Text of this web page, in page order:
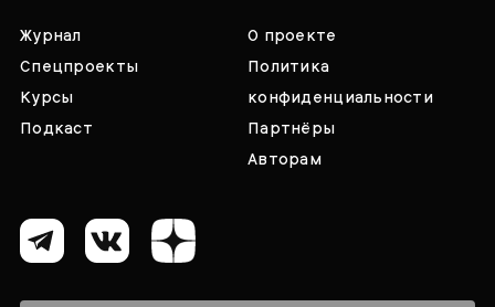
Журнал
Спецпроекты
Курсы
Подкаст
О проекте
Политика
конфиденциальности
Партнёры
Авторам